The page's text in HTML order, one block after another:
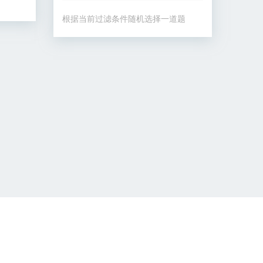
根据当前过滤条件随机选择一道题